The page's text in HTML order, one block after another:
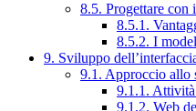
8.5. Progettare con
8.5.1.
8.5.2. I
9. Sviluppo
9.1. Approccio allo
9.1.1.
9.1.2. Web